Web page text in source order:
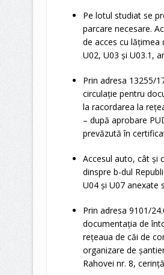
Pe lotul studiat se
parcare necesare.
de acces cu lățimea
U02, U03 și U03.1,
Prin adresa 13255/
circulație pentru
la racordarea la
– după aprobare
prevăzută în
Accesul auto, cât și
dinspre b-dul
U04 și U07 anexate
Prin adresa 9101/
documentația de
rețeaua de căi de
organizare de
Rahovei nr. 8,